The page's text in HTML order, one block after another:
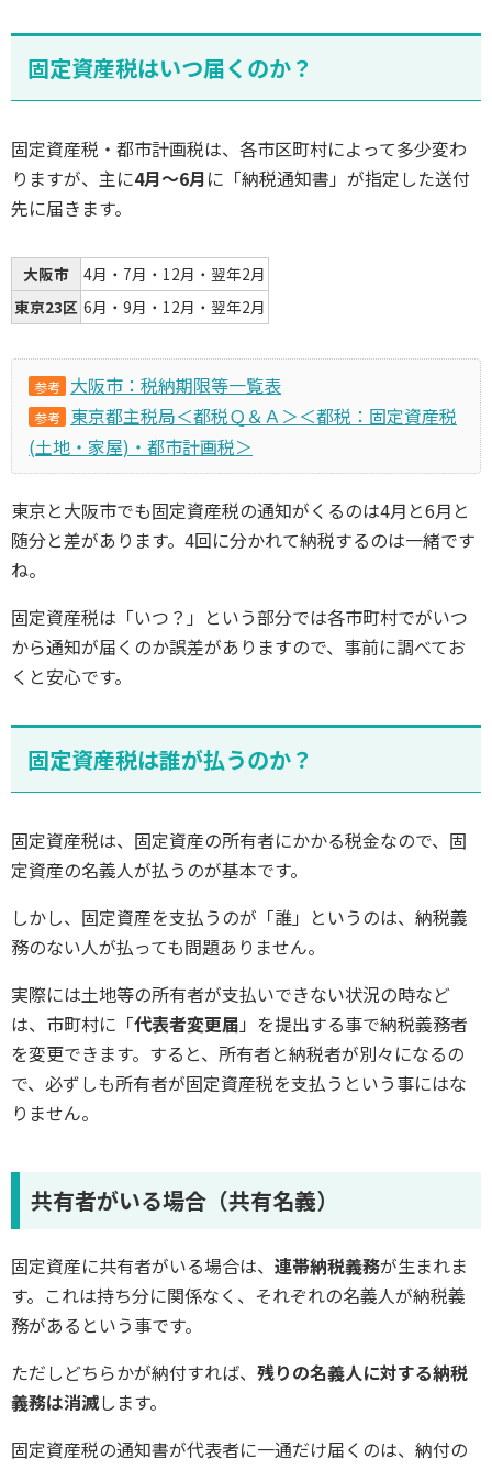
固定資産税はいつ届くのか？
固定資産税・都市計画税は、各市区町村によって多少変わ
りますが、主に4月～6月に「納税通知書」が指定した送付
先に届きます。
大阪市
4月・7月・12月・翌年2月
東京23区 6月・9月・12月・翌年2月
参考 大阪市：税納期限等一覧表
参考 東京都主税局＜都税Ｑ＆Ａ＞＜都税：固定資産税
(土地・家屋)・都市計画税＞
東京と大阪市でも固定資産税の通知がくるのは4月と6月と
随分と差があります。4回に分かれて納税するのは一緒です
ね。
固定資産税は「いつ？」という部分では各市町村でがいつ
から通知が届くのか誤差がありますので、事前に調べてお
くと安心です。
固定資産税は誰が払うのか？
固定資産税は、固定資産の所有者にかかる税金なので、固
定資産の名義人が払うのが基本です。
しかし、固定資産を支払うのが「誰」というのは、納税義
務のない人が払っても問題ありません。
実際には土地等の所有者が支払いできない状況の時など
は、市町村に「代表者変更届 」を提出する事で納税義務者
を変更できます。すると、所有者と納税者が別々になるの
で、必ずしも所有者が固定資産税を支払うという事にはな
りません。
共有者がいる場合（共有名義）
固定資産に共有者がいる場合は、 連帯納税義務が生まれま
す。これは持ち分に関係なく、それぞれの名義人が納税義
務があるという事です。
ただしどちらかが納付すれば、 残りの名義人に対する納税
義務は消滅します。
固定資産税の通知書が代表者に一通だけ届くのは、納付の